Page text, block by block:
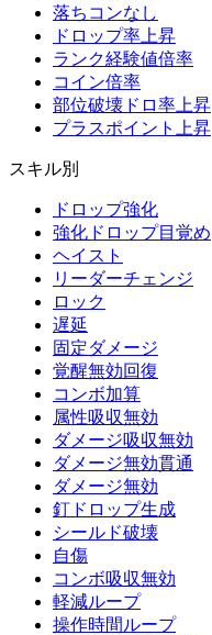
落ちコンなし
ドロップ率上昇
ランク経験値倍率
コイン倍率
部位破壊ドロ率上昇
プラスポイント上昇
スキル別
ドロップ強化
強化ドロップ目覚め
ヘイスト
リーダーチェンジ
ロック
遅延
固定ダメージ
覚醒無効回復
コンボ加算
属性吸収無効
ダメージ吸収無効
ダメージ無効貫通
ダメージ無効
釘ドロップ生成
シールド破壊
自傷
コンボ吸収無効
軽減ループ
操作時間ループ